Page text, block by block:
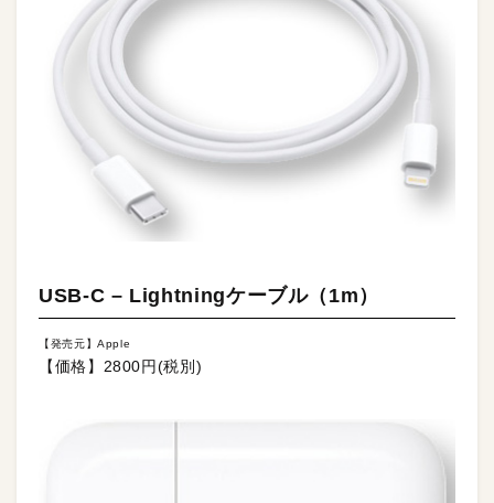
USB-C – Lightningケーブル（1m）
【発売元】Apple
【価格】2800円(税別)